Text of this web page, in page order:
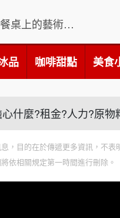
【冰封仙果】雪花冰專賣店，餐桌上的藝術饗宴
品 咖啡甜點 美食
什麼?租金?人力?原物
，目的在於傳遞更多資訊，不
依相關規定第一時間進行刪除。